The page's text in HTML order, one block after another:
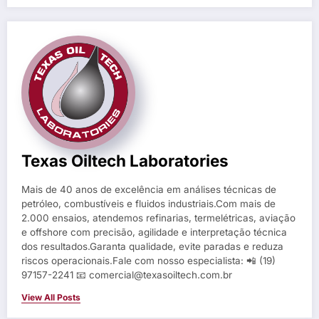
Texas Oiltech Laboratories
Mais de 40 anos de excelência em análises técnicas de
petróleo, combustíveis e fluidos industriais.Com mais de
2.000 ensaios, atendemos refinarias, termelétricas, aviação
e offshore com precisão, agilidade e interpretação técnica
dos resultados.Garanta qualidade, evite paradas e reduza
riscos operacionais.Fale com nosso especialista: 📲 (19)
97157-2241 📧 comercial@texasoiltech.com.br
View All Posts